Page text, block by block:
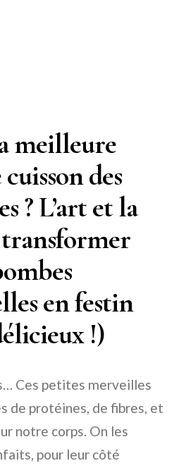
meilleure
des
? L’art et la
en festin
!)
Ces petites merveilles
de protéines, de fibres, et
notre corps. On les
pour leur côté